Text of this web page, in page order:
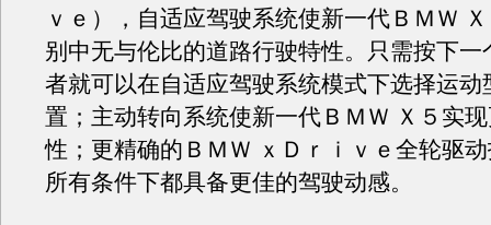
ｖｅ），自适应驾驶系统使新一代ＢＭＷ
别中无与伦比的道路行驶特性。只需按下一
者就可以在自适应驾驶系统模式下选择运动
置；主动转向系统使新一代ＢＭＷ Ｘ５实
性；更精确的ＢＭＷ ｘＤｒｉｖｅ全轮驱
所有条件下都具备更佳的驾驶动感。